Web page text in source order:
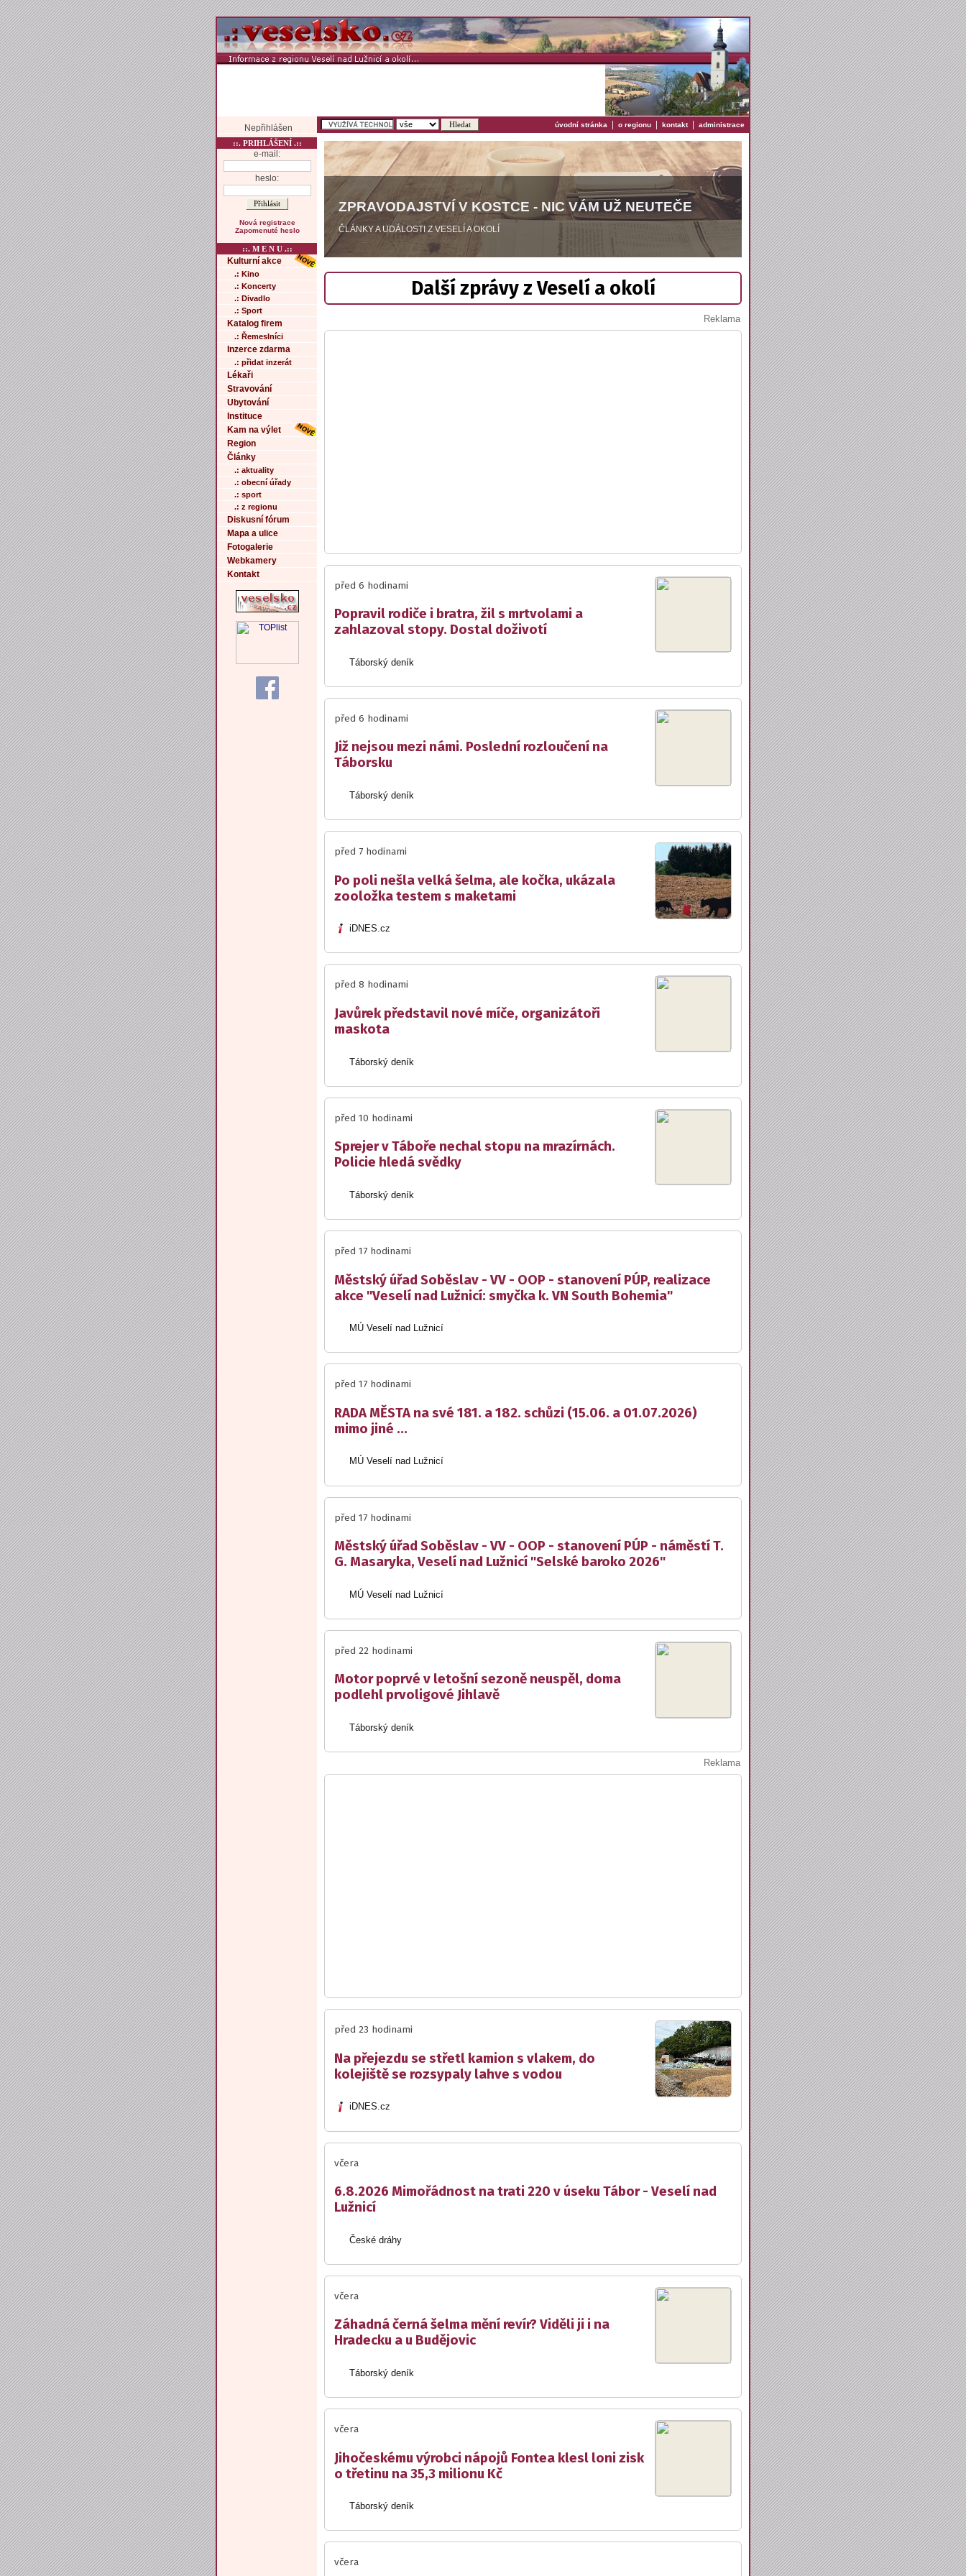
Nepřihlášen úvodní stránka | o regionu | kontakt| administrace
::. PRIHLÁŠENÍ .::
e-mail:
heslo:
Nová registrace
Zapomenuté heslo
::. M E N U .::
Kulturní akce
.: Kino
.: Koncerty
.: Divadlo
.: Sport
Katalog firem
.: Řemeslníci
Inzerce zdarma
.: přidat inzerát
Lékaři
Stravování
Ubytování
Instituce
Kam na výlet
Region
Články
.: aktuality
.: obecní úřady
.: sport
.: z regionu
Diskusní fórum
Mapa a ulice
Fotogalerie
Webkamery
Kontakt
ZPRAVODAJSTVÍ V KOSTCE - NIC VÁM UŽ NEUTEČE
ČLÁNKY A UDÁLOSTI Z VESELÍ A OKOLÍ
Další zprávy z Veselí a okolí
Reklama
před 6 hodinami
Popravil rodiče i bratra, žil s mrtvolami a
zahlazoval stopy. Dostal doživotí
Táborský deník
před 6 hodinami
Již nejsou mezi námi. Poslední rozloučení na
Táborsku
Táborský deník
před 7 hodinami
Po poli nešla velká šelma, ale kočka, ukázala
zooložka testem s maketami
iDNES.cz
před 8 hodinami
Javůrek představil nové míče, organizátoři
maskota
Táborský deník
před 10 hodinami
Sprejer v Táboře nechal stopu na mrazírnách.
Policie hledá svědky
Táborský deník
před 17 hodinami
Městský úřad Soběslav - VV - OOP - stanovení PÚP, realizace
akce "Veselí nad Lužnicí: smyčka k. VN South Bohemia"
MÚ Veselí nad Lužnicí
před 17 hodinami
RADA MĚSTA na své 181. a 182. schůzi (15.06. a 01.07.2026)
mimo jiné ...
MÚ Veselí nad Lužnicí
před 17 hodinami
Městský úřad Soběslav - VV - OOP - stanovení PÚP - náměstí T.
G. Masaryka, Veselí nad Lužnicí "Selské baroko 2026"
MÚ Veselí nad Lužnicí
před 22 hodinami
Motor poprvé v letošní sezoně neuspěl, doma
podlehl prvoligové Jihlavě
Táborský deník
Reklama
před 23 hodinami
Na přejezdu se střetl kamion s vlakem, do
kolejiště se rozsypaly lahve s vodou
iDNES.cz
včera
6.8.2026 Mimořádnost na trati 220 v úseku Tábor - Veselí nad
Lužnicí
České dráhy
včera
Záhadná černá šelma mění revír? Viděli ji i na
Hradecku a u Budějovic
Táborský deník
včera
Jihočeskému výrobci nápojů Fontea klesl loni zisk
o třetinu na 35,3 milionu Kč
Táborský deník
včera